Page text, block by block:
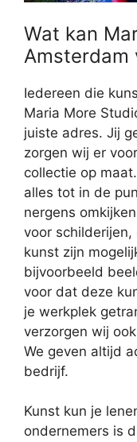
Wat kan
Amsterdam
Iedereen die
Maria More
juiste adres. Jij
zorgen wij er
collectie op
alles tot in de
nergens
voor schilderijen,
kunst zijn
bijvoorbeeld
voor dat deze
je werkplek
verzorgen wij
We geven altijd
bedrijf.
Kunst kun je
ondernemers is